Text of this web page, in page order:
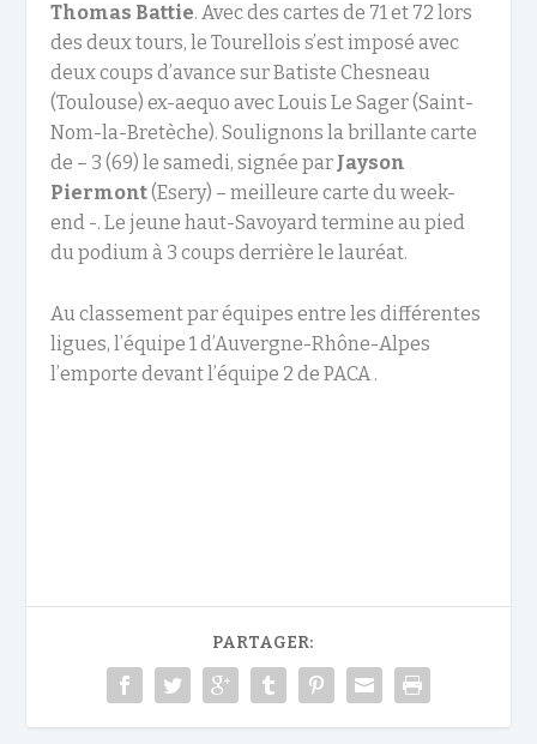
Thomas Battie. Avec des cartes de 71 et 72 lors
des deux tours, le Tourellois s’est imposé avec
deux coups d’avance sur Batiste Chesneau
(Toulouse) ex-aequo avec Louis Le Sager (Saint-
Nom-la-Bretèche). Soulignons la brillante carte
de – 3 (69) le samedi, signée par Jayson
Piermont(Esery) – meilleure carte du week-
end -. Le jeune haut-Savoyard termine au pied
du podium à 3 coups derrière le lauréat.
Au classement par équipes entre les différentes
ligues, l’équipe 1 d’Auvergne-Rhône-Alpes
l’emporte devant l’équipe 2 de PACA .
PARTAGER: